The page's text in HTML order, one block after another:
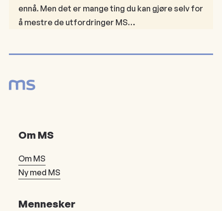
ennå. Men det er mange ting du kan gjøre selv for
å mestre de utfordringer MS…
Om MS
Om MS
Ny med MS
Mennesker